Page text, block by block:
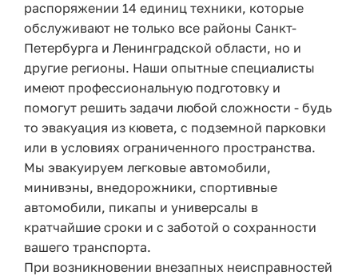
распоряжении 14 единиц техники, которые
обслуживают не только все районы Санкт-
Петербурга и Ленинградской области, но и
другие регионы. Наши опытные специалисты
имеют профессиональную подготовку и
помогут решить задачи любой сложности - будь
то эвакуация из кювета, с подземной парковки
или в условиях ограниченного пространства.
Мы эвакуируем легковые автомобили,
минивэны, внедорожники, спортивные
автомобили, пикапы и универсалы в
кратчайшие сроки и с заботой о сохранности
вашего транспорта.
При возникновении внезапных неисправностей